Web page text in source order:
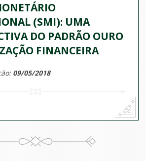
(SMI): UMA
DO PADRÃO OURO
FINANCEIRA
09/05/2018